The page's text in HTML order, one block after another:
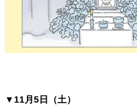
▼11月5日（土）